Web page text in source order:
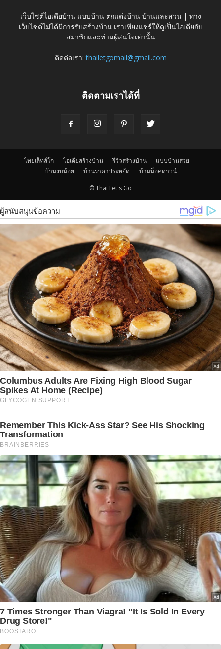
เว็บไซต์ไอเดียบ้าน แบบบ้าน ตกแต่งบ้าน บ้านและสวน | ทาง
เว็บไซต์ไม่ได้มีการรับสร้างบ้าน เราเพียงแชร์ให้ดูเป็นไอเดียกับ
สมาชิกและท่านผู้สนใจเท่านั้น
ติดต่อเรา:thailetgomail@gmail.com
ติดตามเราได้ที่
ไทยเล็ทส์โก ไอเดียสร้างบ้าน รีวิวสร้างบ้าน
แบบบ้านสวย
บ้านงบน้อย
บ้านราคาประหยัด บ้านน็อคดาวน์
© Thai Let's Go